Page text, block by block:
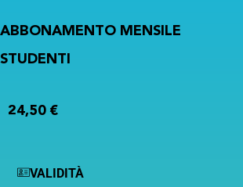
ABBONAMENTO MENSILE
STUDENTI
24,50 €
VALIDITÀ